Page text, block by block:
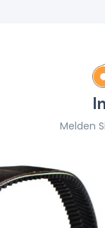
Melden